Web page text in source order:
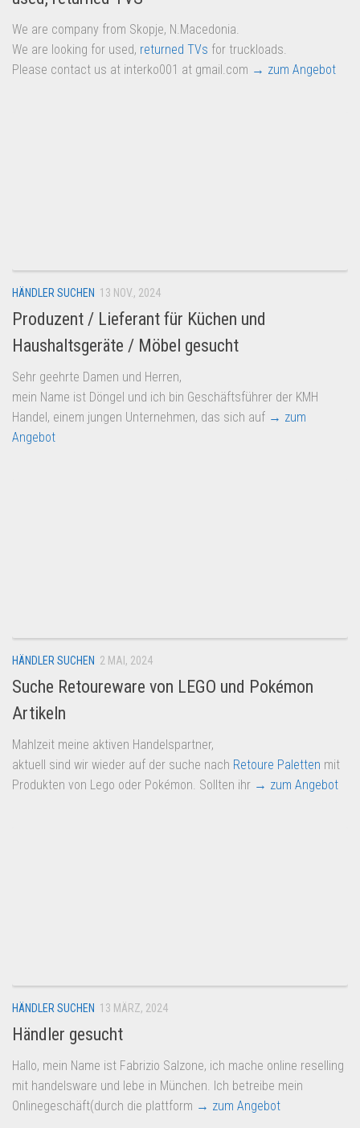
We are company from Skopje, N.Macedonia.
We are looking for used, returned TVs for truckloads.
Please contact us at interko001 at gmail.com → zum Angebot
HÄNDLER SUCHEN 13 NOV., 2024
Produzent / Lieferant für Küchen und
Haushaltsgeräte / Möbel gesucht
Sehr geehrte Damen und Herren,
mein Name ist Döngel und ich bin Geschäftsführer der KMH
Handel, einem jungen Unternehmen, das sich auf → zum
Angebot
HÄNDLER SUCHEN 2 MAI, 2024
Suche Retoureware von LEGO und Pokémon
Artikeln
Mahlzeit meine aktiven Handelspartner,
aktuell sind wir wieder auf der suche nach Retoure Paletten mit
Produkten von Lego oder Pokémon. Sollten ihr → zum Angebot
HÄNDLER SUCHEN 13 MÄRZ, 2024
Händler gesucht
Hallo, mein Name ist Fabrizio Salzone, ich mache online reselling
mit handelsware und lebe in München. Ich betreibe mein
Onlinegeschäft(durch die plattform → zum Angebot